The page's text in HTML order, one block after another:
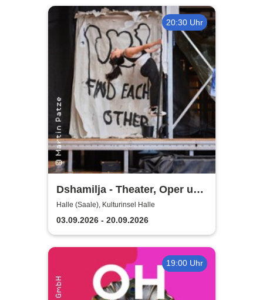
20:30 Uhr
Dshamilja - Theater, Oper und
Orchester Halle
Halle (Saale), Kulturinsel Halle
03.09.2026 - 20.09.2026
19:00 Uhr